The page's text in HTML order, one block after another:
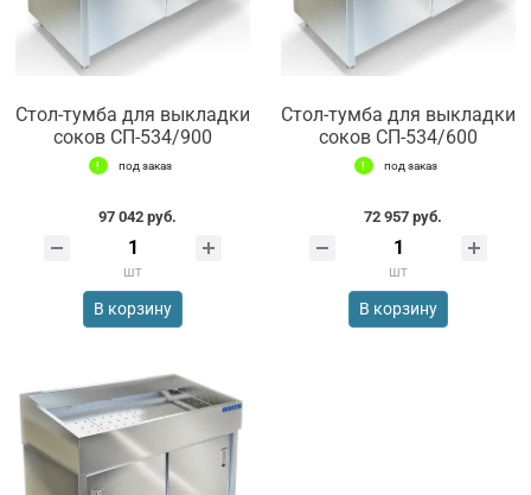
Стол-тумба для выкладки
соков СП-534/900
под заказ
97 042 руб.
шт
В корзину
Стол-тумба для выкладки
соков СП-534/600
под заказ
72 957 руб.
шт
В корзину